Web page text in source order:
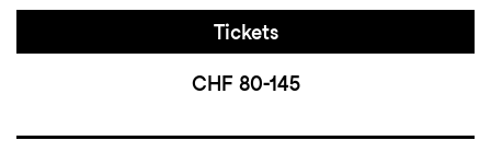
Tickets
CHF 80-145